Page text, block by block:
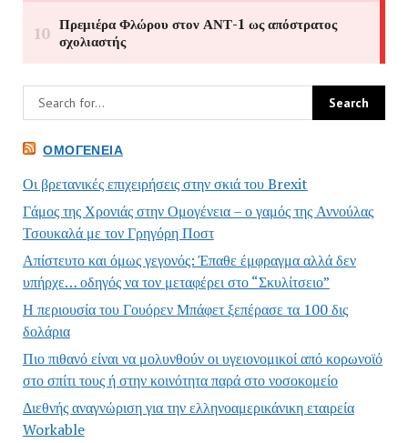
ΟΜΟΓΈΝΕΙΑ
Οι βρετανικές επιχειρήσεις στην σκιά του Brexit
Γάμος της Χρονιάς στην Ομογένεια – ο γαμός της Αννούλας
Τσουκαλά με τον Γρηγόρη Ποστ
Απίστευτο και όμως γεγονός: Έπαθε έμφραγμα αλλά δεν
υπήρχε… οδηγός να τον μεταφέρει στο “Σκυλίτσειο”
Η περιουσία του Γουόρεν Μπάφετ ξεπέρασε τα 100 δις
δολάρια
Πιο πιθανό είναι να μολυνθούν οι υγειονομικοί από κορωνοϊό
στο σπίτι τους ή στην κοινότητα παρά στο νοσοκομείο
Διεθνής αναγνώριση για την ελληνοαμερικάνικη εταιρεία
Workable